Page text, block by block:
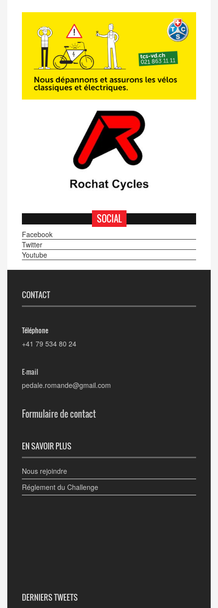
Semsales (TdC #2)
SOCIAL
Facebook
Twitter
Youtube
CONTACT
Téléphone
+41 79 534 80 24
E-mail
pedale.romande@gmail.com
Formulaire de contact
EN SAVOIR PLUS
Nous rejoindre
Réglement du Challenge
DERNIERS TWEETS